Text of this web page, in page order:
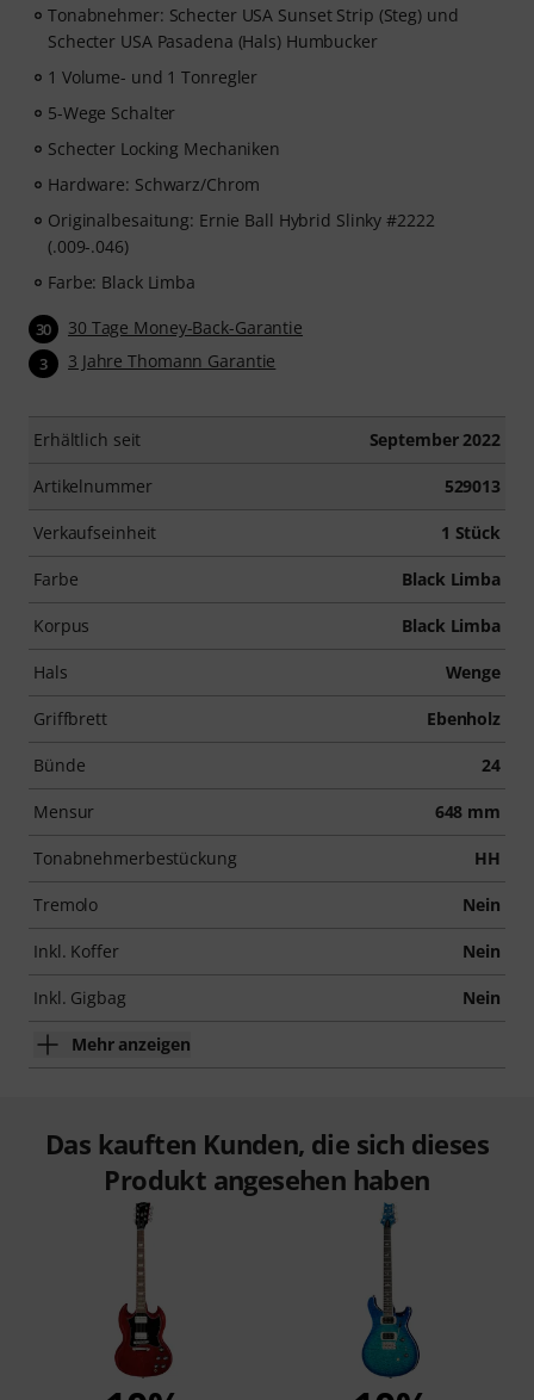
Tonabnehmer: Schecter USA Sunset Strip (Steg) und
Schecter USA Pasadena (Hals) Humbucker
1 Volume- und 1 Tonregler
5-Wege Schalter
Schecter Locking Mechaniken
Hardware: Schwarz/Chrom
Originalbesaitung: Ernie Ball Hybrid Slinky #2222
(.009-.046)
Farbe: Black Limba
30 30 Tage Money-Back-Garantie
3 3 Jahre Thomann Garantie
Erhältlich seit September 2022
Artikelnummer 529013
Verkaufseinheit 1 Stück
Farbe Black Limba
Korpus Black Limba
Hals Wenge
Griffbrett Ebenholz
Bünde 24
Mensur 648 mm
Tonabnehmerbestückung HH
Tremolo Nein
Inkl. Koffer Nein
Inkl. Gigbag Nein
Mehr anzeigen
Das kauften Kunden, die sich dieses
Produkt angesehen haben